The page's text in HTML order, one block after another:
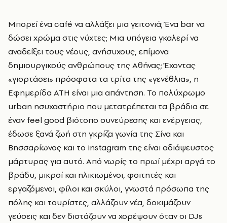
Μπορεί ένα café να αλλάξει μια γειτονιά; Ένα bar να
δώσει χρώμα στις νύχτες; Μια υπόγεια γκαλερί να
αναδείξει τους νέους, ανήσυχους, επίμονα
δημιουργικούς ανθρώπους της Αθήνας; Έχοντας
«γιορτάσει» πρόσφατα τα τρίτα της «γενέθλια», η
Εφημερίδα ATH είναι μια απάντηση. Το πολύχρωμο
urban ησυχαστήριο που μετατρέπεται τα βράδια σε
έναν feel good βιότοπο συνεύρεσης και ενέργειας,
έδωσε ξανά ζωή στη γκρίζα γωνία της Σίνα και
Βησσαρίωνος και το instagram της είναι αδιάψευστος
μάρτυρας για αυτό. Από νωρίς το πρωί μέχρι αργά το
βράδυ, μικροί και ηλικιωμένοι, φοιτητές και
εργαζόμενοι, φίλοι και σκύλοι, γνωστά πρόσωπα της
πόλης και τουρίστες, αλλάζουν νέα, δοκιμάζουν
γεύσεις και δεν διστάζουν να χορέψουν όταν οι DJs